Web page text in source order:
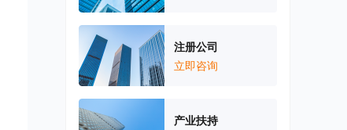
注册公司
立即咨询
产业扶持